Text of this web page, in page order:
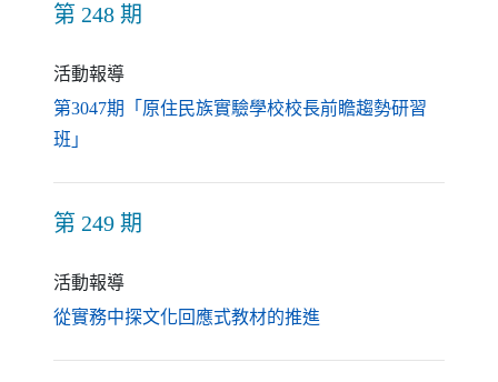
第 248 期
活動報導
第3047期「原住民族實驗學校校長前瞻趨勢研習
班」
第 249 期
活動報導
從實務中探文化回應式教材的推進（另開新視窗）